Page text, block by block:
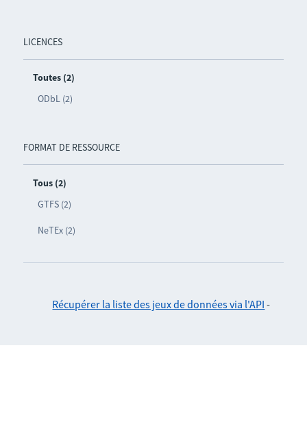
LICENCES
Toutes (2)
ODbL (2)
FORMAT DE RESSOURCE
Tous (2)
GTFS (2)
NeTEx (2)
Récupérer la liste des jeux de données via l'API -